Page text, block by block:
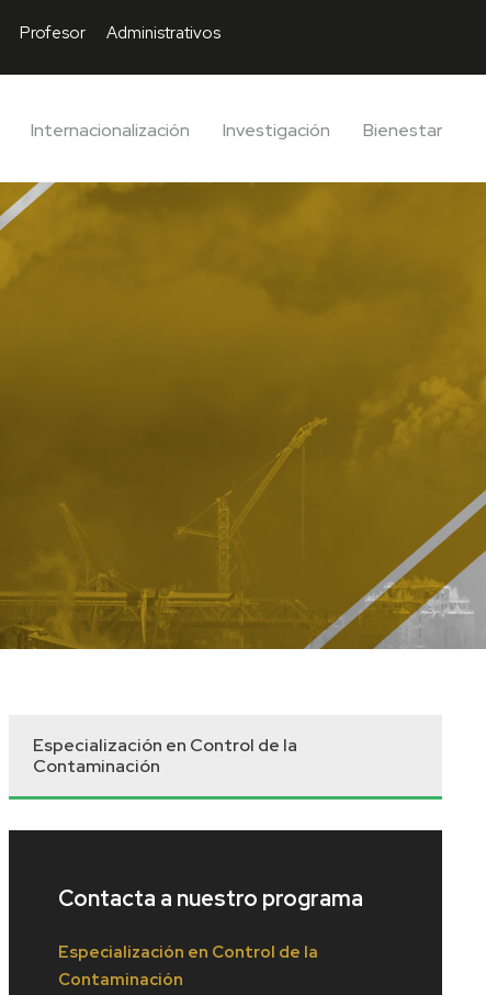
Profesor Administrativos
Internacionalización Investigación Bienestar
Especialización en Control de la
Contaminación
Contacta a nuestro programa
Especialización en Control de la
Contaminación